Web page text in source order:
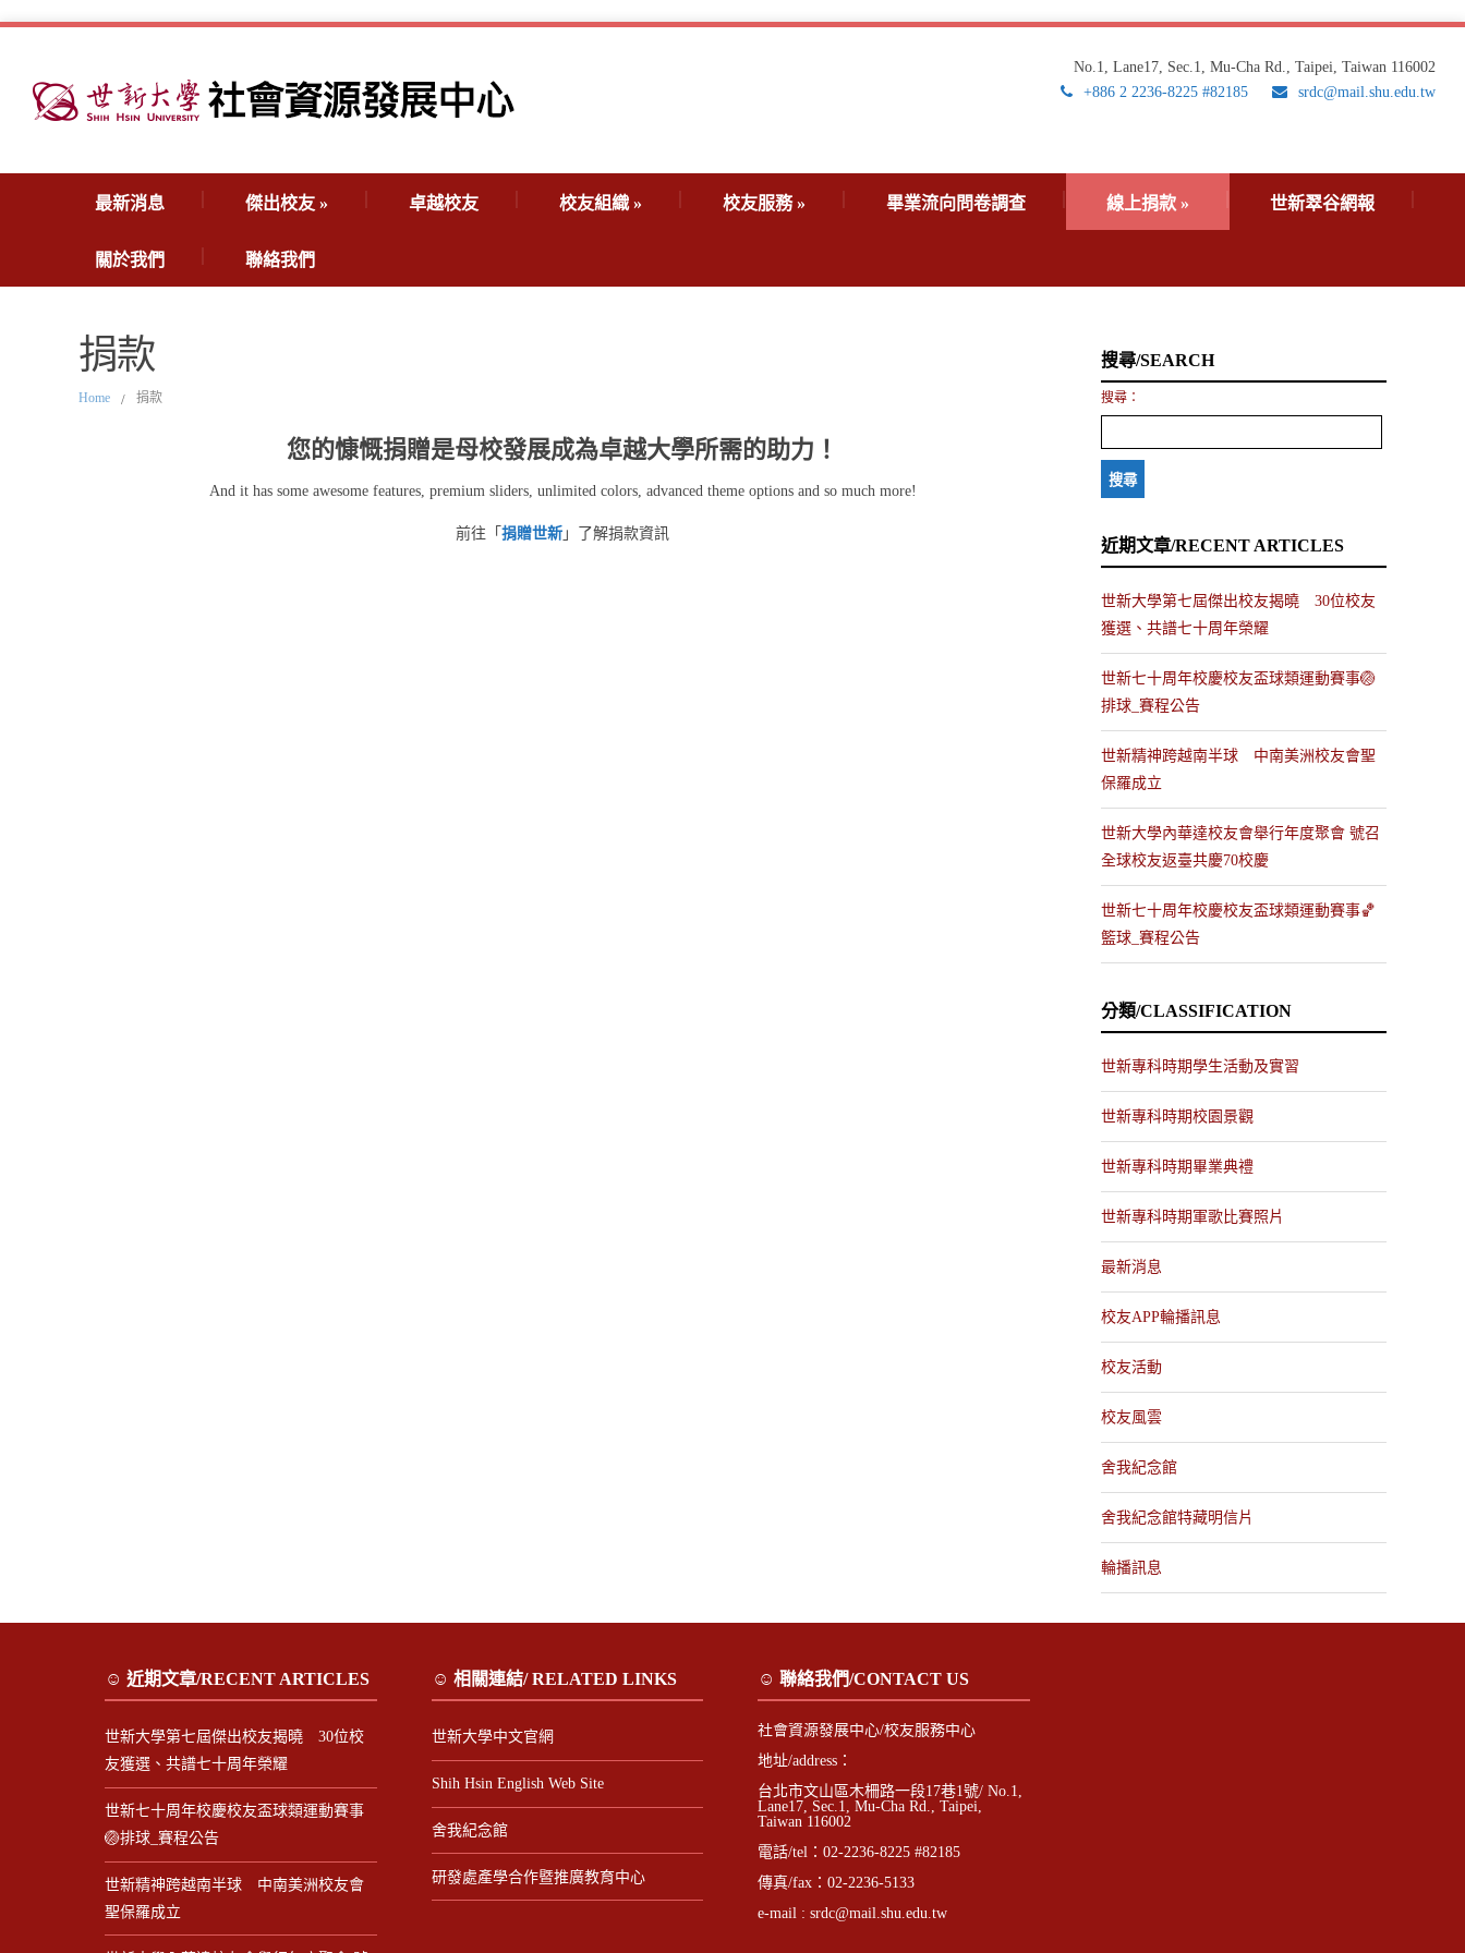
No.1, Lane17, Sec.1, Mu-Cha Rd., Taipei, Taiwan 116002
+886 2 2236-8225 #82185
srdc@mail.shu.edu.tw
最新消息 傑出校友 » 卓越校友 校友組織» 校友服務» 畢業流向問卷調查 線上捐款 » 世新翠谷網報
關於我們 聯絡我們
捐款
Home / 捐款
您的慷慨捐贈是母校發展成為卓越大學所需的助力！
And it has some awesome features, premium sliders, unlimited colors, advanced theme options and so much more!
前往「 捐贈世新 」了解捐款資訊
搜尋/SEARCH
搜尋：
近期文章/RECENT ARTICLES
世新大學第七屆傑出校友揭曉 30位校友
獲選、共譜七十周年榮耀
世新七十周年校慶校友盃球類運動賽事🏐
排球_賽程公告
世新精神跨越南半球 中南美洲校友會聖
保羅成立
世新大學內華達校友會舉行年度聚會 號召
全球校友返臺共慶70校慶
世新七十周年校慶校友盃球類運動賽事🏀
籃球_賽程公告
分類/CLASSIFICATION
世新專科時期學生活動及實習
世新專科時期校園景觀
世新專科時期畢業典禮
世新專科時期軍歌比賽照片
最新消息
校友APP輪播訊息
校友活動
校友風雲
舍我紀念館
舍我紀念館特藏明信片
輪播訊息
☺ 近期文章/RECENT ARTICLES
世新大學第七屆傑出校友揭曉 30位校
友獲選、共譜七十周年榮耀
世新七十周年校慶校友盃球類運動賽事
🏐排球_賽程公告
世新精神跨越南半球 中南美洲校友會
聖保羅成立
☺ 相關連結/ RELATED LINKS
世新大學中文官網
Shih Hsin English Web Site
舍我紀念館
研發處產學合作暨推廣教育中心
☺ 聯絡我們/CONTACT US
社會資源發展中心/校友服務中心
地址/address：
台北市文山區木柵路一段17巷1號/ No.1,
Lane17, Sec.1, Mu-Cha Rd., Taipei,
Taiwan 116002
電話/tel：02-2236-8225 #82185
傳真/fax：02-2236-5133
e-mail : srdc@mail.shu.edu.tw